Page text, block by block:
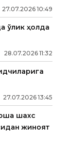
27.07.2026 10:49
ўлик ҳолда
28.07.2026 11:32
27.07.2026 13:45
шахс
жиноят